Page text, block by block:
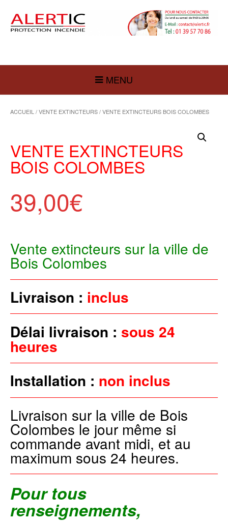
MENU
ACCUEIL/VENTE EXTINCTEURS/ VENTE EXTINCTEURS BOIS COLOMBES
VENTE EXTINCTEURS
BOIS COLOMBES
39,00€
Vente extincteurs sur la ville de
Bois Colombes
Livraison : inclus
Délai livraison : sous 24
heures
Installation : non inclus
Livraison sur la ville de Bois
Colombes le jour même si
commande avant midi, et au
maximum sous 24 heures.
Pour tous
renseignements,